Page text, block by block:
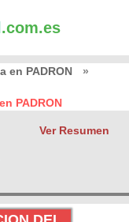
.com.es
en PADRON
»
PADRON
Ver Resumen